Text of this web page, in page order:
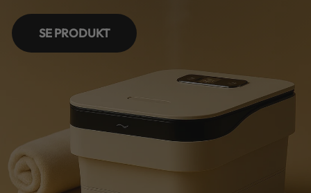
SE PRODUKT